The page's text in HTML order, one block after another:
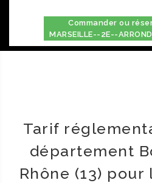
Commander ou
MARSEILLE--2E--
Tarif
département
Rhône (13) pour